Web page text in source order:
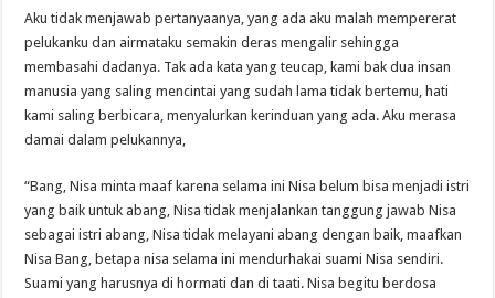
Aku tidak menjawab pertanyaanya, yang ada aku malah mempererat
pelukanku dan airmataku semakin deras mengalir sehingga
membasahi dadanya. Tak ada kata yang teucap, kami bak dua insan
manusia yang saling mencintai yang sudah lama tidak bertemu, hati
kami saling berbicara, menyalurkan kerinduan yang ada. Aku merasa
damai dalam pelukannya,
“Bang, Nisa minta maaf karena selama ini Nisa belum bisa menjadi istri
yang baik untuk abang, Nisa tidak menjalankan tanggung jawab Nisa
sebagai istri abang, Nisa tidak melayani abang dengan baik, maafkan
Nisa Bang, betapa nisa selama ini mendurhakai suami Nisa sendiri.
Suami yang harusnya di hormati dan di taati. Nisa begitu berdosa